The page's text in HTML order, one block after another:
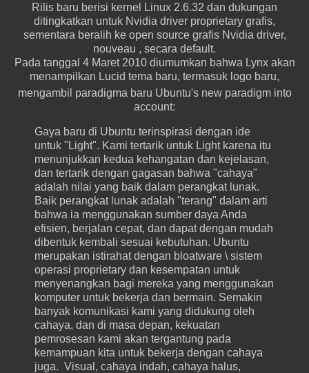
Rilis baru berisi kernel Linux 2.6.32 dan dukungan
ditingkatkan untuk Nvidia driver proprietary grafis,
sementara beralih ke open source grafis Nvidia driver,
nouveau , secara default.
Pada tanggal 4 Maret 2010 diumumkan bahwa Lynx akan
menampilkan Lucid tema baru, termasuk logo baru,
mengambil paradigma baru Ubuntu's new paradigm into
account:
Gaya baru di Ubuntu terinspirasi dengan ide
untuk "Light". Kami tertarik untuk Light karena itu
menunjukkan kedua kehangatan dan kejelasan,
dan tertarik dengan gagasan bahwa "cahaya"
adalah nilai yang baik dalam perangkat lunak.
Baik perangkat lunak adalah "terang" dalam arti
bahwa ia menggunakan sumber daya Anda
efisien, berjalan cepat, dan dapat dengan mudah
dibentuk kembali sesuai kebutuhan. Ubuntu
merupakan istirahat dengan bloatware \ sistem
operasi proprietary dan kesempatan untuk
menyenangkan bagi mereka yang menggunakan
komputer untuk bekerja dan bermain. Semakin
banyak komunikasi kami yang didukung oleh
cahaya, dan di masa depan, kekuatan
pemrosesan kami akan tergantung pada
kemampuan kita untuk bekerja dengan cahaya
juga. Visual, cahaya indah, cahaya halus,